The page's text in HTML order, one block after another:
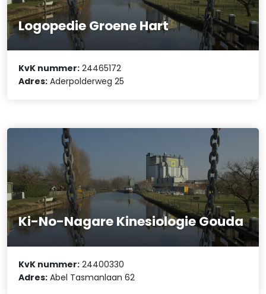
Logopedie Groene Hart
KvK nummer: 24465172
Adres: Aderpolderweg 25
Ki-No-Nagare Kinesiologie Gouda
KvK nummer: 24400330
Adres: Abel Tasmanlaan 62